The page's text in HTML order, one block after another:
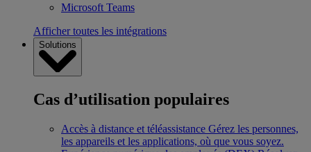
Microsoft Teams
Afficher toutes les intégrations
Solutions
Cas d’utilisation populaires
Accès à distance et téléassistance Gérez les personnes,
les appareils et les applications, où que vous soyez.